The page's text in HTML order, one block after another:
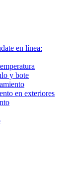
en línea:
y bote
en exteriores